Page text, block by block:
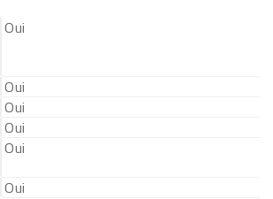
Oui
Oui
Oui
Oui
Oui
Oui